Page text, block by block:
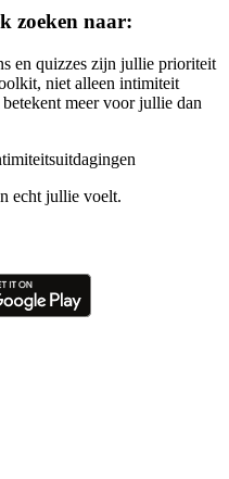
zoeken naar:
en quizzes zijn jullie prioriteit
niet alleen intimiteit
meer voor jullie dan
echt jullie voelt.